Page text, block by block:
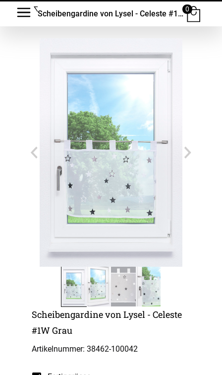
Scheibengardine von Lysel - Celeste #1W
0
Scheibengardine von Lysel - Celeste
#1W Grau
Artikelnummer: 38462-100042